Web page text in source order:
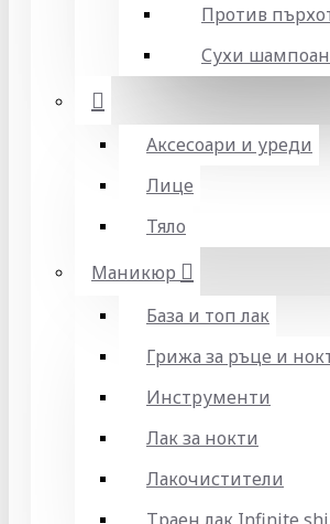
Против
Сухи
Аксесоари и уреди
Лице
Тяло
Маникюр
База и топ лак
Грижа за ръце и
Инструменти
Лак за нокти
Лакочистители